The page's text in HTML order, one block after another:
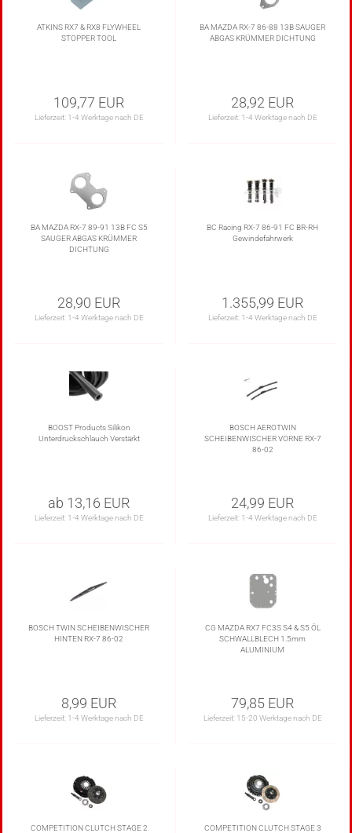
ATKINS RX7 & RX8 FLYWHEEL
STOPPER TOOL
109,77 EUR
Lieferzeit: 1-4 Werktage nach DE
BA MAZDA RX-7 86-88 13B SAUGER
ABGAS KRÜMMER DICHTUNG
28,92 EUR
Lieferzeit: 1-4 Werktage nach DE
BA MAZDA RX-7 89-91 13B FC S5
SAUGER ABGAS KRÜMMER
DICHTUNG
28,90 EUR
Lieferzeit: 1-4 Werktage nach DE
BC Racing RX-7 86-91 FC BR-RH
Gewindefahrwerk
1.355,99 EUR
Lieferzeit: 1-4 Werktage nach DE
BOOST Products Silikon
Unterdruckschlauch Verstärkt
ab 13,16 EUR
Lieferzeit: 1-4 Werktage nach DE
BOSCH AEROTWIN
SCHEIBENWISCHER VORNE RX-7
86-02
24,99 EUR
Lieferzeit: 1-4 Werktage nach DE
BOSCH TWIN SCHEIBENWISCHER
HINTEN RX-7 86-02
8,99 EUR
Lieferzeit: 1-4 Werktage nach DE
CG MAZDA RX7 FC3S S4 & S5 ÖL
SCHWALLBLECH 1.5mm
ALUMINIUM
79,85 EUR
Lieferzeit: 15-20 Werktage nach DE
COMPETITION CLUTCH STAGE 2
COMPETITION CLUTCH STAGE 3